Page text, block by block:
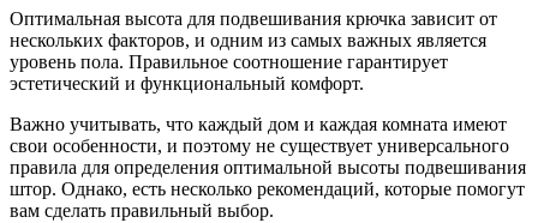
Оптимальная высота для подвешивания крючка зависит от
нескольких факторов, и одним из самых важных является
уровень пола. Правильное соотношение гарантирует
эстетический и функциональный комфорт.
Важно учитывать, что каждый дом и каждая комната имеют
свои особенности, и поэтому не существует универсального
правила для определения оптимальной высоты подвешивания
штор. Однако, есть несколько рекомендаций, которые помогут
вам сделать правильный выбор.